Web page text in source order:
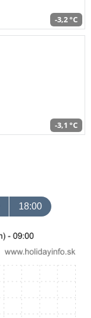
-3,2 °C
-3,1 °C
18:00